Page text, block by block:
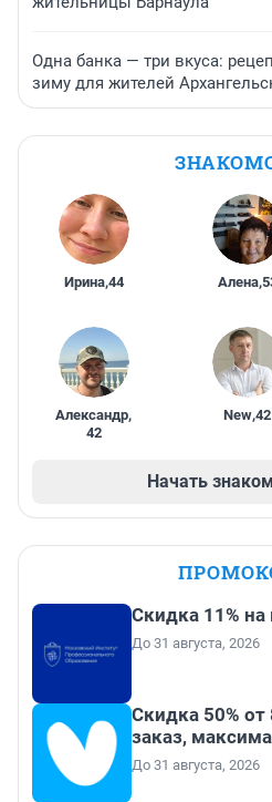
Одна банка — три вкуса:
зиму для жителей
Ирина,44 Алена,
Александр,
42
New,42
Начать
Скидка 11% на
До 31 августа, 2026
Скидка 50%
заказ,
До 31 августа, 2026